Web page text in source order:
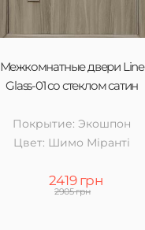
Межкомнатные двери Line
Glass-01 со стеклом сатин
Покрытие: Экошпон
Цвет: Шимо Міранті
2419 грн
2905 грн